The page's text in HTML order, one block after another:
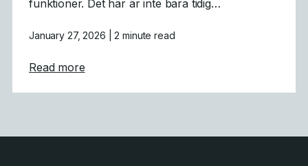
funktioner. Det här är inte bara tidig…
January 27, 2026 | 2 minute read
Read moreabout Mastercam CONNECT: Tidig